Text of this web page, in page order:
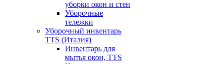
уборки окон и стен
Уборочные
тележки
Уборочный инвентарь
TTS (Италия)
Инвентарь для
мытья окон, TTS